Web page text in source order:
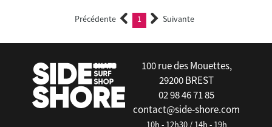
Précédente 1 (current)Suivante
100 rue des Mouettes,
29200 BREST
02 98 46 71 85
contact@side-shore.com
10h - 12h30 / 14h - 19h